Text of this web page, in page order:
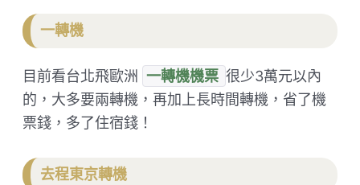
​一轉機
目前看台北飛歐洲 一轉機機票 很少3萬元以內
的，大多要兩轉機，再加上長時間轉機，省了機
票錢，多了住宿錢！
​去程東京轉機